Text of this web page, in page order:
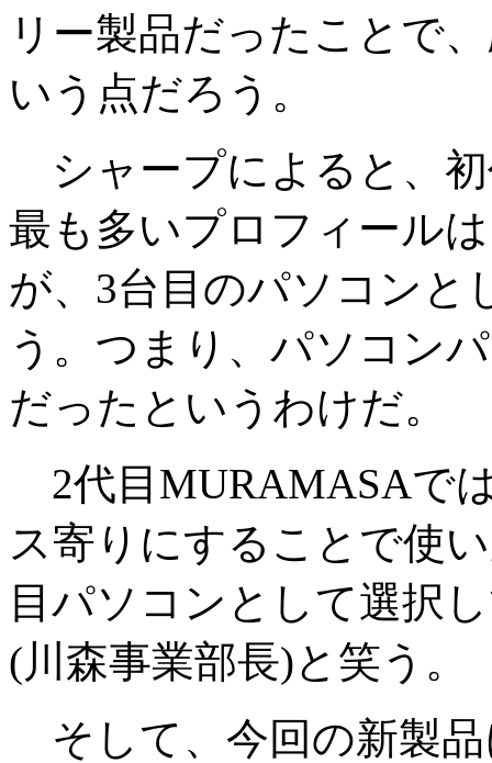
リー製品だったことで
いう点だろう。
シャープによると、
最も多いプロフィール
が、3台目のパソコンと
う。つまり、パソコン
だったというわけだ。
2代目MURAMASAで
ス寄りにすることで使
目パソコンとして選択
(川森事業部長)と笑う。
そして、今回の新製